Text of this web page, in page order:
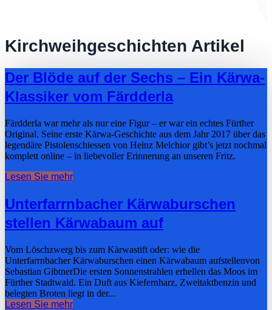
Kirchweihgeschichten Artikel
Der Blöde auf der Sechs – Ein Kärwa-
Klassiker vom Färdderla
Färdderla war mehr als nur eine Figur – er war ein echtes Fürther
Original. Seine erste Kärwa-Geschichte aus dem Jahr 2017 über das
legendäre Pistolenschiessen von Heinz Melchior gibt’s jetzt nochmal
komplett online – in liebevoller Erinnerung an unseren Fritz.
Lesen Sie mehr
Unterfarrnbacher Kärwaburschen
stellen Kärwabaum auf
Vom Löschzwerg bis zum Kärwastift oder: wie die
Unterfarrnbacher Kärwaburschen einen Kärwabaum aufstellenvon
Sebastian GibtnerDie ersten Sonnenstrahlen erhellen das Moos im
Fürther Stadtwald. Ein Duft aus Kiefernharz, Zweitaktbenzin und
belegten Broten liegt in der...
Lesen Sie mehr